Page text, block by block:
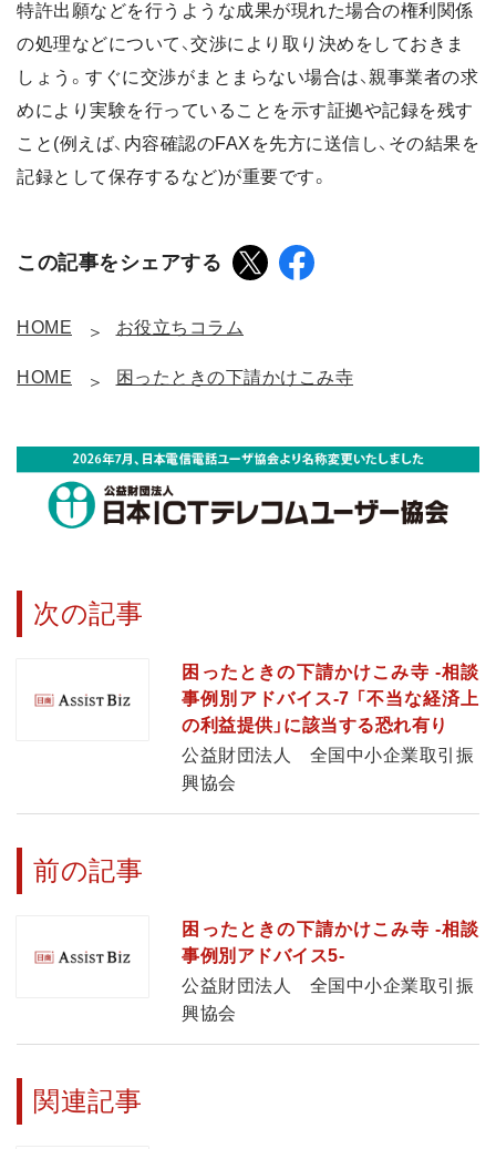
特許出願などを行うような成果が現れた場合の権利関係
の処理などについて、交渉により取り決めをしておきま
しょう。すぐに交渉がまとまらない場合は、親事業者の求
めにより実験を行っていることを示す証拠や記録を残す
こと(例えば、内容確認のFAXを先方に送信し、その結果を
記録として保存するなど)が重要です。
この記事をシェアする
HOME お役立ちコラム
HOME 困ったときの下請かけこみ寺
次の記事
困ったときの下請かけこみ寺 ‐相談
事例別アドバイス‐7 「不当な経済上
の利益提供」に該当する恐れ有り
公益財団法人 全国中小企業取引振
興協会
前の記事
困ったときの下請かけこみ寺 -相談
事例別アドバイス5-
公益財団法人 全国中小企業取引振
興協会
関連記事